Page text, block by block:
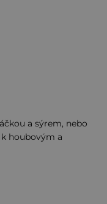
a sýrem, nebo
houbovým a